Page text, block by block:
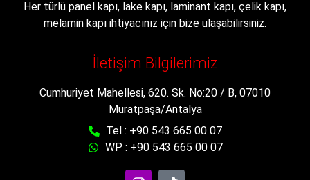
Her türlü panel kapı, lake kapı, laminant kapı, çelik kapı,
melamin kapı ihtiyacınız için bize ulaşabilirsiniz.
İletişim Bilgilerimiz
Cumhuriyet Mahellesi, 620. Sk. No:20 / B, 07010
Muratpaşa/Antalya
Tel : +90 543 665 00 07
WP : +90 543 665 00 07